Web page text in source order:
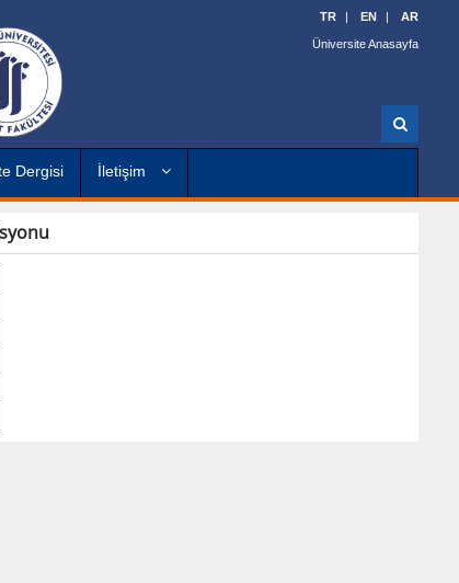
TR EN AR
Üniversite Anasayfa
r
Dergisi İletişim